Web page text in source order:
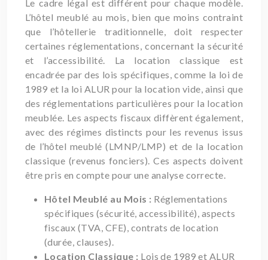
Le cadre légal est différent pour chaque modèle.
L’hôtel meublé au mois, bien que moins contraint
que l’hôtellerie traditionnelle, doit respecter
certaines réglementations, concernant la sécurité
et l’accessibilité. La location classique est
encadrée par des lois spécifiques, comme la loi de
1989 et la loi ALUR pour la location vide, ainsi que
des réglementations particulières pour la location
meublée. Les aspects fiscaux diffèrent également,
avec des régimes distincts pour les revenus issus
de l’hôtel meublé (LMNP/LMP) et de la location
classique (revenus fonciers). Ces aspects doivent
être pris en compte pour une analyse correcte.
Hôtel Meublé au Mois : Réglementations
spécifiques (sécurité, accessibilité), aspects
fiscaux (TVA, CFE), contrats de location
(durée, clauses).
Location Classique : Lois de 1989 et ALUR